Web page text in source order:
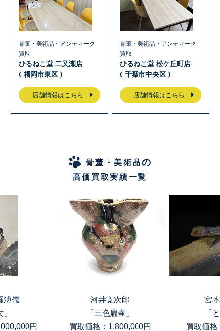
骨董・美術品・アンティーク
買取
ひるねこ堂 二又瀬店
( 福岡市東区 )
店舗情報はこちら
骨董・美術品・アンティーク
買取
ひるねこ堂 松ケ丘町店
( 千葉市中央区 )
店舗情報はこちら
骨董・美術品の
高価買取実績一覧
溥儒
円
河井寛次郎
「三色扁壷」
買取価格：1,800,000円
宮
「
買取価格